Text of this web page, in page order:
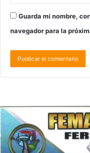
Guarda mi nombre,
navegador para la